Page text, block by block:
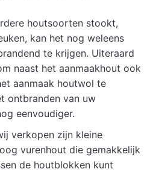
houtsoorten stookt,
kan het nog weleens
te krijgen. Uiteraard
naast het aanmaakhout ook
aanmaak houtwol te
ontbranden van uw
eenvoudiger.
verkopen zijn kleine
vurenhout die gemakkelijk
de houtblokken kunt